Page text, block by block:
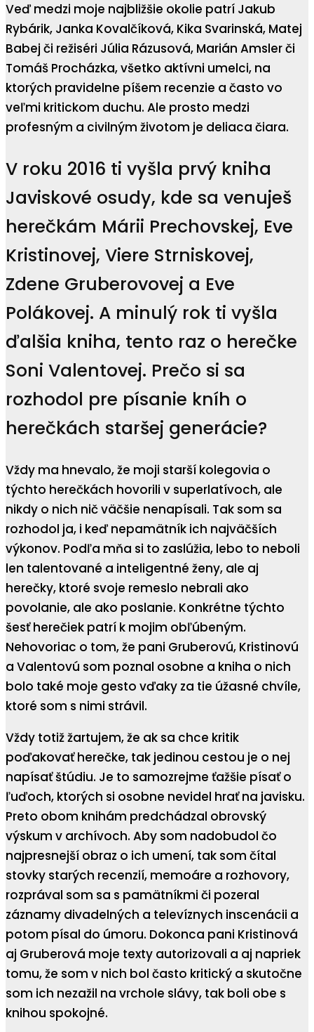
Veď medzi moje najbližšie okolie patrí Jakub
Rybárik, Janka Kovalčíková, Kika Svarinská, Matej
Babej či režiséri Júlia Rázusová, Marián Amsler či
Tomáš Procházka, všetko aktívni umelci, na
ktorých pravidelne píšem recenzie a často vo
veľmi kritickom duchu. Ale prosto medzi
profesným a civilným životom je deliaca čiara.
V roku 2016 ti vyšla prvý kniha
Javiskové osudy, kde sa venuješ
herečkám Márii Prechovskej, Eve
Kristinovej, Viere Strniskovej,
Zdene Gruberovovej a Eve
Polákovej. A minulý rok ti vyšla
ďalšia kniha, tento raz o herečke
Soni Valentovej. Prečo si sa
rozhodol pre písanie kníh o
herečkách staršej generácie?
Vždy ma hnevalo, že moji starší kolegovia o
týchto herečkách hovorili v superlatívoch, ale
nikdy o nich nič väčšie nenapísali. Tak som sa
rozhodol ja, i keď nepamätník ich najväčších
výkonov. Podľa mňa si to zaslúžia, lebo to neboli
len talentované a inteligentné ženy, ale aj
herečky, ktoré svoje remeslo nebrali ako
povolanie, ale ako poslanie. Konkrétne týchto
šesť herečiek patrí k mojim obľúbeným.
Nehovoriac o tom, že pani Gruberovú, Kristinovú
a Valentovú som poznal osobne a kniha o nich
bolo také moje gesto vďaky za tie úžasné chvíle,
ktoré som s nimi strávil.
Vždy totiž žartujem, že ak sa chce kritik
poďakovať herečke, tak jedinou cestou je o nej
napísať štúdiu. Je to samozrejme ťažšie písať o
ľuďoch, ktorých si osobne nevidel hrať na javisku.
Preto obom knihám predchádzal obrovský
výskum v archívoch. Aby som nadobudol čo
najpresnejší obraz o ich umení, tak som čítal
stovky starých recenzií, memoáre a rozhovory,
rozprával som sa s pamätníkmi či pozeral
záznamy divadelných a televíznych inscenácii a
potom písal do úmoru. Dokonca pani Kristinová
aj Gruberová moje texty autorizovali a aj napriek
tomu, že som v nich bol často kritický a skutočne
som ich nezažil na vrchole slávy, tak boli obe s
knihou spokojné.